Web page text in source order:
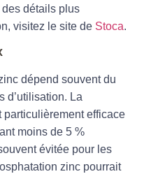
détails plus
visitez le site de Stoca.
dépend souvent du
d’utilisation. La
efficace
moins de 5 %
évitée pour les
zinc pourrait